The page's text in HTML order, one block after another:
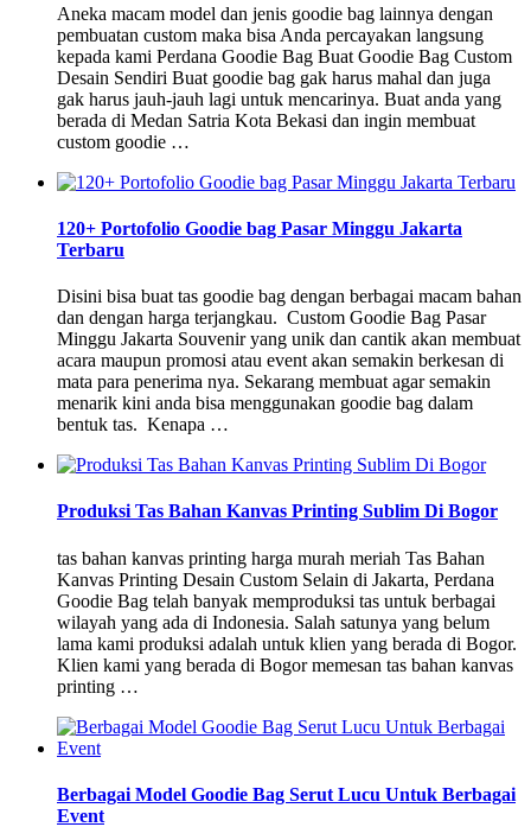
Aneka macam model dan jenis goodie bag lainnya dengan
pembuatan custom maka bisa Anda percayakan langsung
kepada kami Perdana Goodie Bag Buat Goodie Bag Custom
Desain Sendiri Buat goodie bag gak harus mahal dan juga
gak harus jauh-jauh lagi untuk mencarinya. Buat anda yang
berada di Medan Satria Kota Bekasi dan ingin membuat
custom goodie …
120+ Portofolio Goodie bag Pasar Minggu Jakarta
Terbaru
Disini bisa buat tas goodie bag dengan berbagai macam bahan
dan dengan harga terjangkau. Custom Goodie Bag Pasar
Minggu Jakarta Souvenir yang unik dan cantik akan membuat
acara maupun promosi atau event akan semakin berkesan di
mata para penerima nya. Sekarang membuat agar semakin
menarik kini anda bisa menggunakan goodie bag dalam
bentuk tas. Kenapa …
Produksi Tas Bahan Kanvas Printing Sublim Di Bogor
tas bahan kanvas printing harga murah meriah Tas Bahan
Kanvas Printing Desain Custom Selain di Jakarta, Perdana
Goodie Bag telah banyak memproduksi tas untuk berbagai
wilayah yang ada di Indonesia. Salah satunya yang belum
lama kami produksi adalah untuk klien yang berada di Bogor.
Klien kami yang berada di Bogor memesan tas bahan kanvas
printing …
Berbagai Model Goodie Bag Serut Lucu Untuk Berbagai
Event